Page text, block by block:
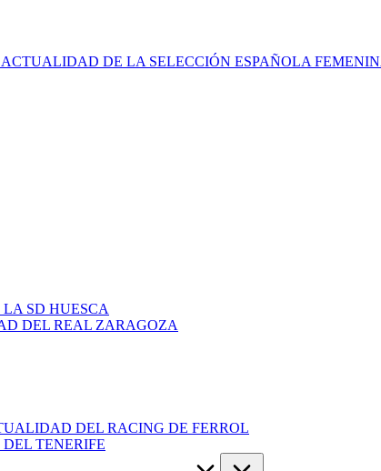
DE LA SELECCIÓN ESPAÑOLA
SD HUESCA
DEL REAL ZARAGOZA
DEL RACING DE FERROL
TENERIFE